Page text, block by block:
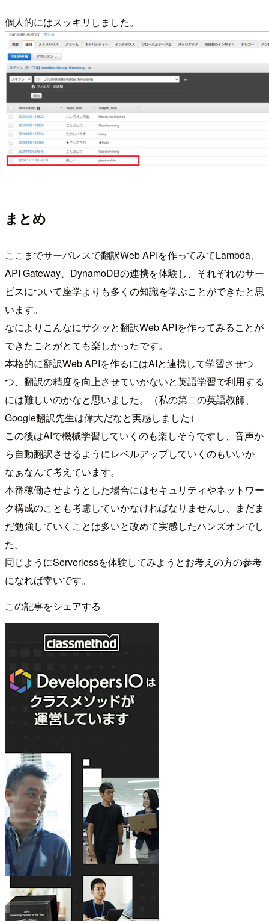
個人的にはスッキリしました。
まとめ
ここまでサーバレスで翻訳Web APIを作ってみてLambda、
API Gateway、DynamoDBの連携を体験し、それぞれのサー
ビスについて座学よりも多くの知識を学ぶことができたと思
います。
なによりこんなにサクッと翻訳Web APIを作ってみることが
できたことがとても楽しかったです。
本格的に翻訳Web APIを作るにはAIと連携して学習させつ
つ、翻訳の精度を向上させていかないと英語学習で利用する
には難しいのかなと思いました。（私の第二の英語教師、
Google翻訳先生は偉大だなと実感しました）
この後はAIで機械学習していくのも楽しそうですし、音声か
ら自動翻訳させるようにレベルアップしていくのもいいか
なぁなんて考えています。
本番稼働させようとした場合にはセキュリティやネットワー
ク構成のことも考慮していかなければなりませんし、まだま
だ勉強していくことは多いと改めて実感したハンズオンでし
た。
同じようにServerlessを体験してみようとお考えの方の参考
になれば幸いです。
この記事をシェアする